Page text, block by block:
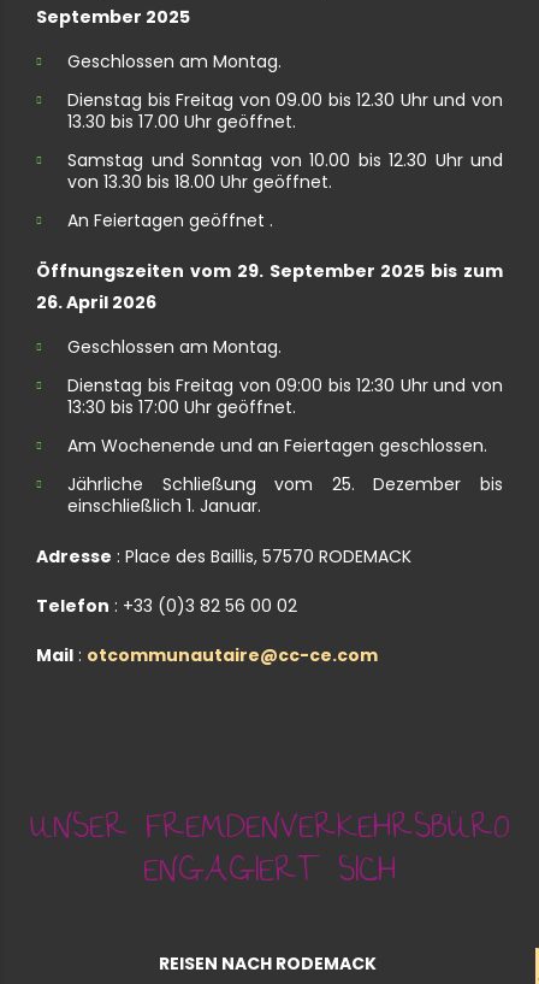
September 2025
Geschlossen am Montag.
Dienstag bis Freitag von 09.00 bis 12.30 Uhr und von
13.30 bis 17.00 Uhr geöffnet.
Samstag und Sonntag von 10.00 bis 12.30 Uhr und
von 13.30 bis 18.00 Uhr geöffnet.
An Feiertagen geöffnet .
Öffnungszeiten vom 29. September 2025 bis zum
26. April 2026
Geschlossen am Montag.
Dienstag bis Freitag von 09:00 bis 12:30 Uhr und von
13:30 bis 17:00 Uhr geöffnet.
Am Wochenende und an Feiertagen geschlossen.
Jährliche Schließung vom 25. Dezember bis
einschließlich 1. Januar.
Adresse : Place des Baillis, 57570 RODEMACK
Telefon : +33 (0)3 82 56 00 02
Mail : otcommunautaire@cc-ce.com
UNSER FREMDENVERKEHRSBÜRO
ENGAGIERT SICH
REISEN NACH RODEMACK